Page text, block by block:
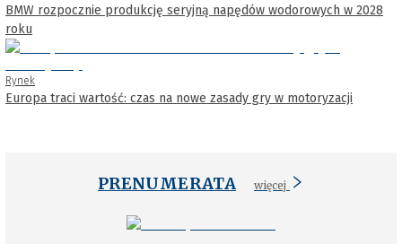
BMW rozpocznie produkcję seryjną napędów wodorowych w 2028
roku
Rynek
Europa traci wartość: czas na nowe zasady gry w motoryzacji
PRENUMERATA więcej